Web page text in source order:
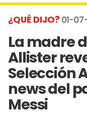
¿QUÉ DIJO? 01-
La madre
Allister
Selección
news del
Messi